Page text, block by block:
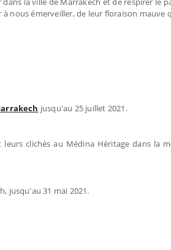
à nous émerveiller, de leur floraison mauve
jusqu'au 25 juillet 2021.
clichés au Médina Héritage dans la
jusqu'au 31 mai 2021.